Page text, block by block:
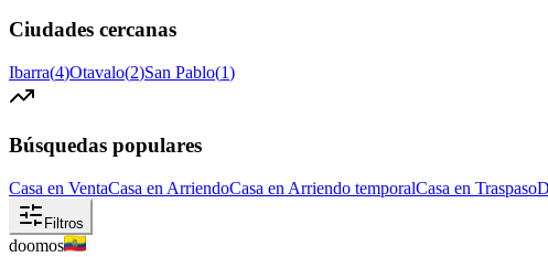
Ciudades cercanas
Ibarra(4)Otavalo(2)San Pablo(1)
Búsquedas populares
Casa en VentaCasa en ArriendoCasa en Arriendo temporalCasa en Traspaso
Filtros
doomos